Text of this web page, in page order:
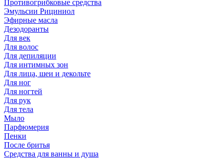
Противогрибковые средства
Эмульсии Рициниол
Эфирные масла
Дезодоранты
Для век
Для волос
Для депиляции
Для интимных зон
Для лица, шеи и декольте
Для ног
Для ногтей
Для рук
Для тела
Мыло
Парфюмерия
Пенки
После бритья
Средства для ванны и душа